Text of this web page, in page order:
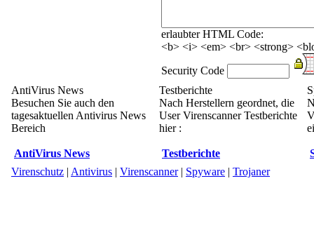
erlaubter HTML Code:
<b> <i> <em> <br> <strong>
Security Code
AntiVirus News
Besuchen Sie auch den
tagesaktuellen Antivirus News
Bereich
AntiVirus News
Testberichte
Nach Herstellern geordnet, die
User Virenscanner Testberichte
hier :
Testberichte
Virenschutz | Antivirus | Virenscanner| Spyware | Trojaner